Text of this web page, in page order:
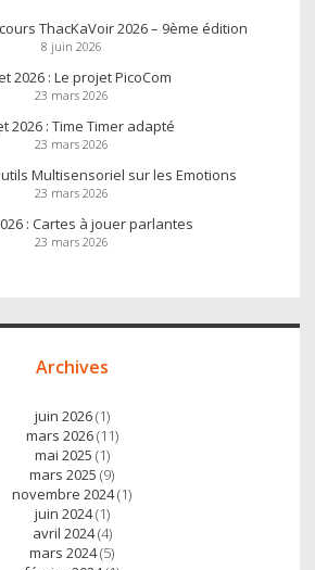
ThacKaVoir 2026 – 9ème édition
8 juin 2026
2026 : Le projet PicoCom
23 mars 2026
2026 : Time Timer adapté
23 mars 2026
Multisensoriel sur les Emotions
23 mars 2026
: Cartes à jouer parlantes
23 mars 2026
Archives
juin 2026(1)
mars 2026(11)
mai 2025 (1)
mars 2025 (9)
novembre 2024(1)
juin 2024(1)
avril 2024(4)
mars 2024(5)